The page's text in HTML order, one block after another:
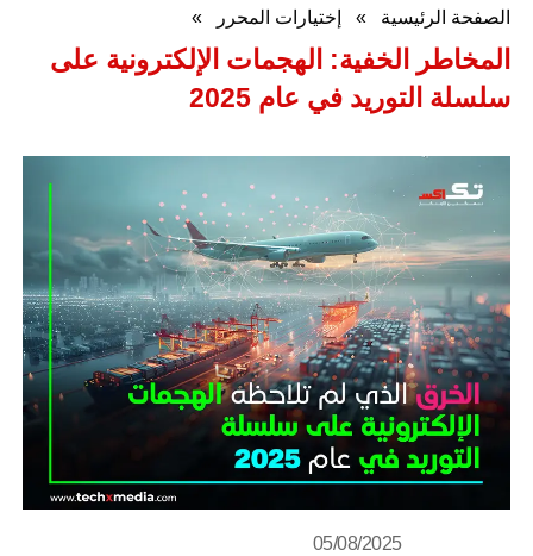
الصفحة الرئيسية » إختيارات المحرر »
المخاطر الخفية: الهجمات الإلكترونية على
سلسلة التوريد في عام 2025
05/08/2025